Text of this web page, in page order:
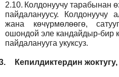
2.10. Колдонуучу тарабынан
пайдалануусу. Колдонуучу
жана көчүрмөлөөгө,
ошондой эле кандайдыр-бир
пайдаланууга укуксуз.
Кепилдиктердин